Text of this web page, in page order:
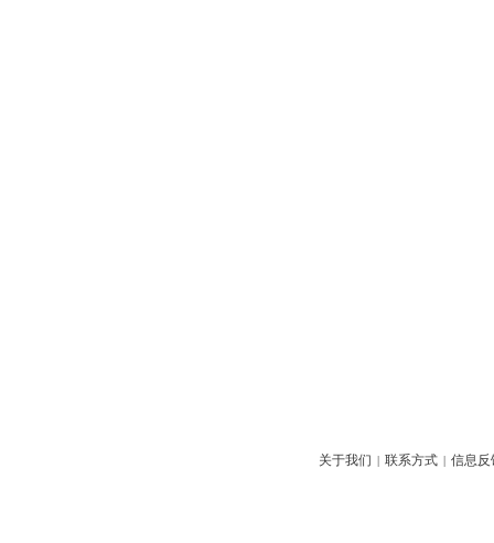
关于我们 | 联系方式 | 信息反